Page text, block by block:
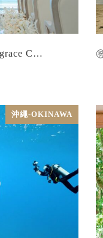
C…
沖繩-OKINAWA